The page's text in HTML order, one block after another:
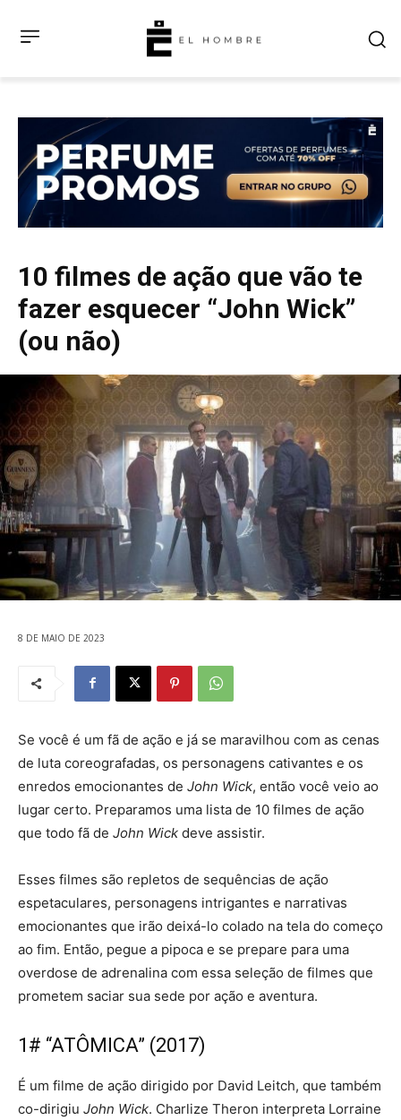
10 filmes de ação que vão te
fazer esquecer “John Wick”
(ou não)
8 DE MAIO DE 2023
Se você é um fã de ação e já se maravilhou com as cenas
de luta coreografadas, os personagens cativantes e os
enredos emocionantes de John Wick, então você veio ao
lugar certo. Preparamos uma lista de 10 filmes de ação
que todo fã de John Wick deve assistir.
Esses filmes são repletos de sequências de ação
espetaculares, personagens intrigantes e narrativas
emocionantes que irão deixá-lo colado na tela do começo
ao fim. Então, pegue a pipoca e se prepare para uma
overdose de adrenalina com essa seleção de filmes que
prometem saciar sua sede por ação e aventura.
1# “ATÔMICA” (2017)
É um filme de ação dirigido por David Leitch, que também
co-dirigiu John Wick. Charlize Theron interpreta Lorraine